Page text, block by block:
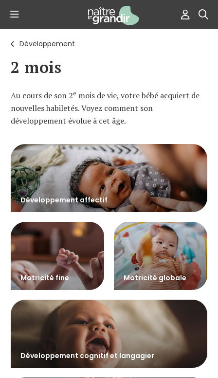
Développement
2 mois
Au cours de son 2e mois de vie, votre bébé acquiert de
nouvelles habiletés. Voyez comment son
développement évolue à cet âge.
Développement affectif
Motricité fine Motricité globale
Développement cognitif et langagier